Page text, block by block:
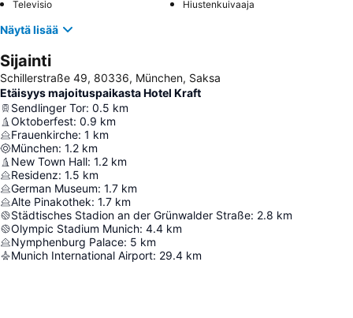
Televisio Hiustenkuivaaja
Näytä lisää
Sijainti
Schillerstraße 49, 80336, München, Saksa
Etäisyys majoituspaikasta Hotel Kraft
Sendlinger Tor: 0.5 km
Oktoberfest: 0.9 km
Frauenkirche: 1 km
München: 1.2 km
New Town Hall: 1.2 km
Residenz: 1.5 km
German Museum: 1.7 km
Alte Pinakothek: 1.7 km
Städtisches Stadion an der Grünwalder Straße: 2.8 km
Olympic Stadium Munich: 4.4 km
Nymphenburg Palace: 5 km
Munich International Airport: 29.4 km